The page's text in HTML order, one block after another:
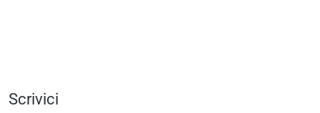
Scrivici